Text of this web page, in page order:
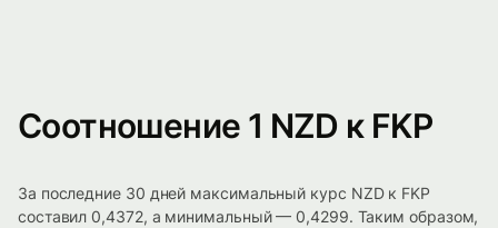
Соотношение 1 NZD к FKP
За последние 30 дней максимальный курс NZD к FKP
составил 0,4372, а минимальный — 0,4299. Таким образом,